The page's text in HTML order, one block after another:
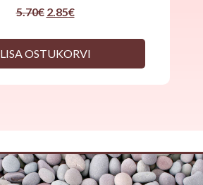
5.70€ Original
5.70€.
2.85€Current
2.85€.
LISA OSTUKORVI